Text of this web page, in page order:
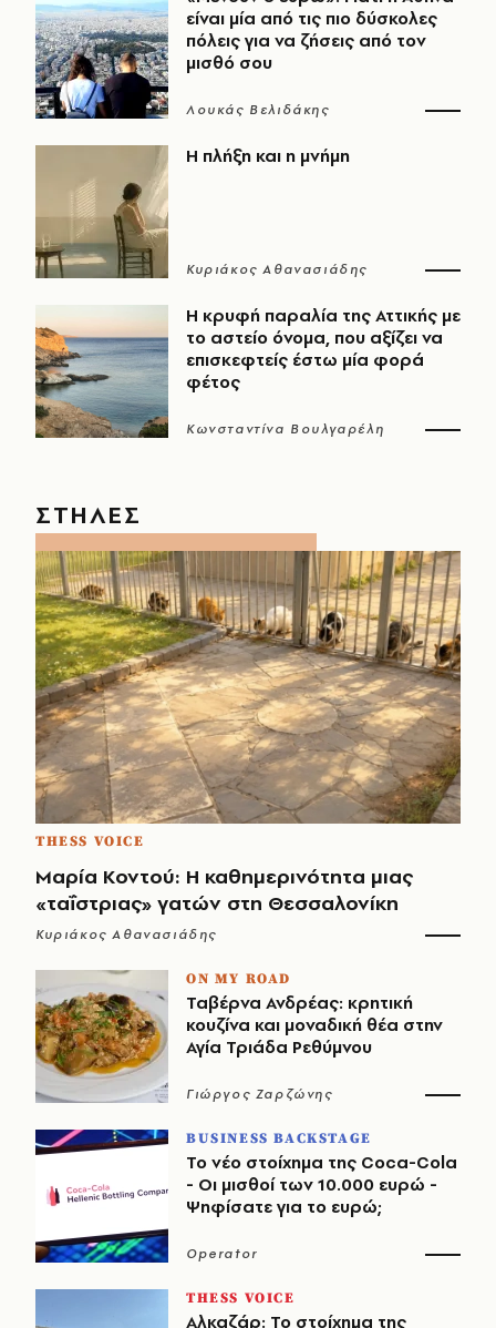
είναι μία από τις πιο δύσκολες
πόλεις για να ζήσεις από τον
μισθό σου
Λουκάς Βελιδάκης
Η πλήξη και η μνήμη
Κυριάκος Αθανασιάδης
Η κρυφή παραλία της Αττικής με
το αστείο όνομα, που αξίζει να
επισκεφτείς έστω μία φορά
φέτος
Κωνσταντίνα Βουλγαρέλη
ΣΤΗΛΕΣ
THESS VOICE
Μαρία Κοντού: Η καθημερινότητα μιας
«ταΐστριας» γατών στη Θεσσαλονίκη
Κυριάκος Αθανασιάδης
ON MY ROAD
Ταβέρνα Ανδρέας: κρητική
κουζίνα και μοναδική θέα στην
Αγία Τριάδα Ρεθύμνου
Γιώργος Ζαρζώνης
BUSINESS BACKSTAGE
Το νέο στοίχημα της Coca-Cola
- Οι μισθοί των 10.000 ευρώ -
Ψηφίσατε για το ευρώ;
Operator
THESS VOICE
Αλκαζάρ: Το στοίχημα της